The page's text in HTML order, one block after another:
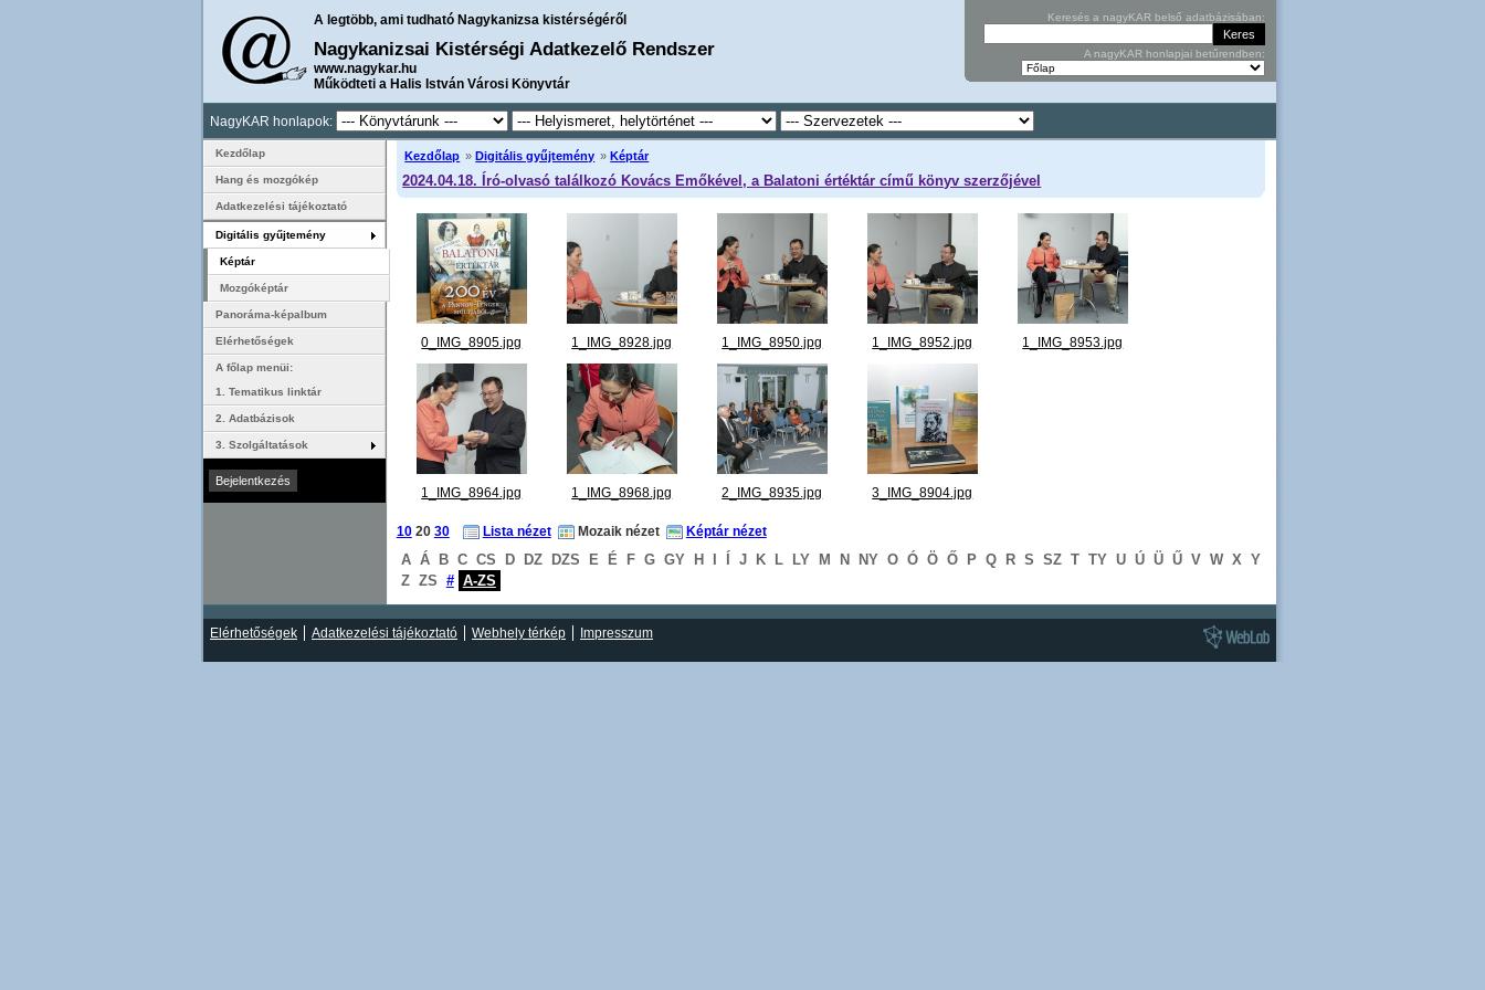
A legtöbb, ami tudható Nagykanizsa kistérségéről
Nagykanizsai Kistérségi Adatkezelő Rendszer
www.nagykar.hu
Működteti a Halis István Városi Könyvtár
Keresés a nagyKAR belső adatbázisában:
A nagyKAR honlapjai betűrendben:
NagyKAR honlapok:
Kezdőlap » Digitális gyűjtemény » Képtár
2024.04.18. Író-olvasó találkozó Kovács Emőkével, a Balatoni értéktár című könyv szerzőjével
0_IMG_8905.jpg 1_IMG_8928.jpg 1_IMG_8950.jpg 1_IMG_8952.jpg 1_IMG_8953.jpg
1_IMG_8964.jpg 1_IMG_8968.jpg 2_IMG_8935.jpg 3_IMG_8904.jpg
10 20 30 Lista nézet Mozaik nézet Képtár nézet
A Á B C CS D DZ DZS E É F G GY H I Í J K L LY M N NY O Ó Ö Ő P Q R S SZ T TY U Ú Ü Ű V W X Y
Z ZS # A-ZS
Kezdőlap
Hang és mozgókép
Adatkezelési tájékoztató
Digitális gyűjtemény
Képtár
Mozgóképtár
Panoráma-képalbum
Elérhetőségek
A főlap menüi:
1. Tematikus linktár
2. Adatbázisok
3. Szolgáltatások
Elérhetőségek Adatkezelési tájékoztató Webhely térkép Impresszum